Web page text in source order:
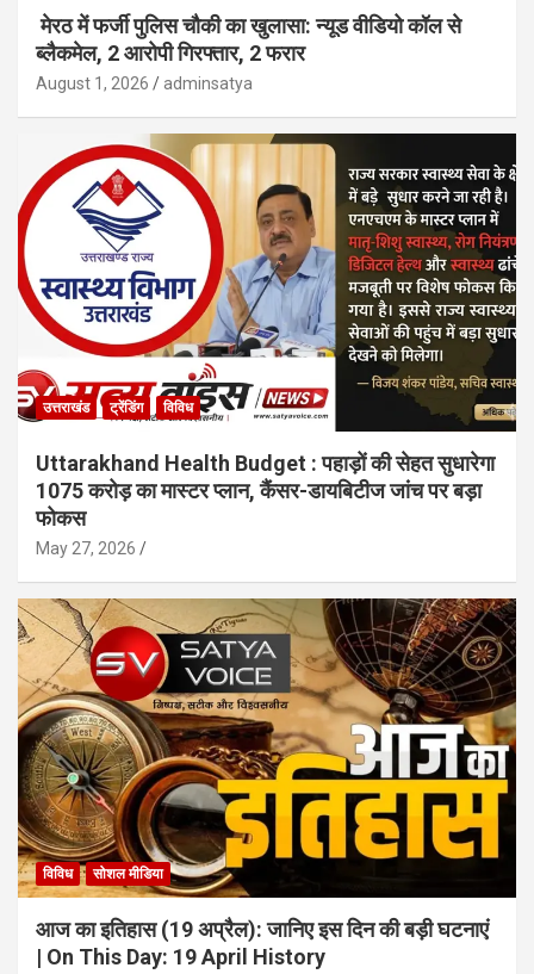
मेरठ में फर्जी पुलिस चौकी का खुलासा: न्यूड वीडियो कॉल से
ब्लैकमेल, 2 आरोपी गिरफ्तार, 2 फरार
August 1, 2026 adminsatya
उत्तराखंड ट्रेंडिंग विविध
Uttarakhand Health Budget : पहाड़ों की सेहत सुधारेगा
1075 करोड़ का मास्टर प्लान, कैंसर-डायबिटीज जांच पर बड़ा
फोकस
May 27, 2026
विविध सोशल मीडिया
आज का इतिहास (19 अप्रैल): जानिए इस दिन की बड़ी घटनाएं
| On This Day: 19 April History